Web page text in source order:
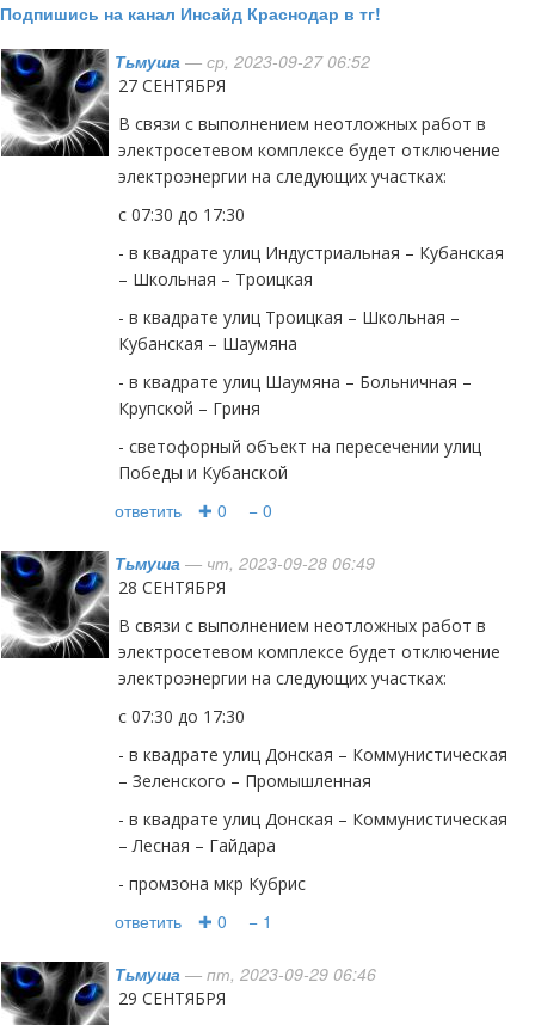
Подпишись на канал Инсайд Краснодар в тг!
Тьмуша — ср, 2023-09-27 06:52
27 СЕНТЯБРЯ
В связи с выполнением неотложных работ в
электросетевом комплексе будет отключение
электроэнергии на следующих участках:
с 07:30 до 17:30
- в квадрате улиц Индустриальная – Кубанская
– Школьная – Троицкая
- в квадрате улиц Троицкая – Школьная –
Кубанская – Шаумяна
- в квадрате улиц Шаумяна – Больничная –
Крупской – Гриня
- светофорный объект на пересечении улиц
Победы и Кубанской
ответить ✚ 0 − 0
Тьмуша — чт, 2023-09-28 06:49
28 СЕНТЯБРЯ
В связи с выполнением неотложных работ в
электросетевом комплексе будет отключение
электроэнергии на следующих участках:
с 07:30 до 17:30
- в квадрате улиц Донская – Коммунистическая
– Зеленского – Промышленная
- в квадрате улиц Донская – Коммунистическая
– Лесная – Гайдара
- промзона мкр Кубрис
ответить ✚ 0 − 1
Тьмуша — пт, 2023-09-29 06:46
29 СЕНТЯБРЯ